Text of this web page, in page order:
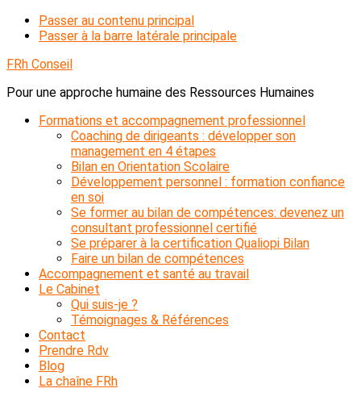
Passer au contenu principal
Passer à la barre latérale principale
FRh Conseil
Pour une approche humaine des Ressources Humaines
Formations et accompagnement professionnel
Coaching de dirigeants : développer son
management en 4 étapes
Bilan en Orientation Scolaire
Développement personnel : formation confiance
en soi
Se former au bilan de compétences: devenez un
consultant professionnel certifié
Se préparer à la certification Qualiopi Bilan
Faire un bilan de compétences
Accompagnement et santé au travail
Le Cabinet
Qui suis-je ?
Témoignages & Références
Contact
Prendre Rdv
Blog
La chaîne FRh